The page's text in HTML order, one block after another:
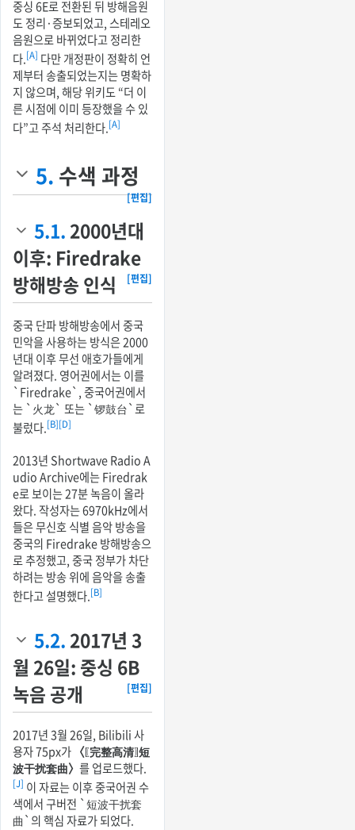
중싱 6E로 전환된 뒤 방해음원
도 정리·증보되었고, 스테레오
음원으로 바뀌었다고 정리한
다.[A] 다만 개정판이 정확히 언
제부터 송출되었는지는 명확하
지 않으며, 해당 위키도 “더 이
른 시점에 이미 등장했을 수 있
다”고 주석 처리한다.[A]
5. 수색 과정
[편집]
5.1. 2000년대
이후: Firedrake
방해방송 인식
[편집]
중국 단파 방해방송에서 중국
민악을 사용하는 방식은 2000
년대 이후 무선 애호가들에게
알려졌다. 영어권에서는 이를
`Firedrake`, 중국어권에서
는 `火龙` 또는 `锣鼓台`로
불렀다.[B][D]
2013년 Shortwave Radio A
udio Archive에는 Firedrak
e로 보이는 27분 녹음이 올라
왔다. 작성자는 6970kHz에서
들은 무신호 식별 음악 방송을
중국의 Firedrake 방해방송으
로 추정했고, 중국 정부가 차단
하려는 방송 위에 음악을 송출
한다고 설명했다.[B]
5.2. 2017년 3
월 26일: 중싱 6B
녹음 공개
[편집]
2017년 3월 26일, Bilibili 사
용자 75px가 〈〖完整高清〗短
波干扰套曲〉 를 업로드했다.
[J] 이 자료는 이후 중국어권 수
색에서 구버전 `短波干扰套
曲`의 핵심 자료가 되었다.